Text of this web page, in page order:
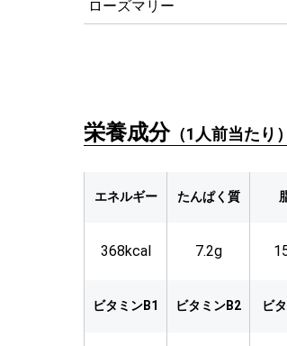
ローズマリー
栄養成分（1人前当たり）
エネルギー たんぱく質
368kcal 7.2g
ビタミンB1 ビタミンB2 ビ